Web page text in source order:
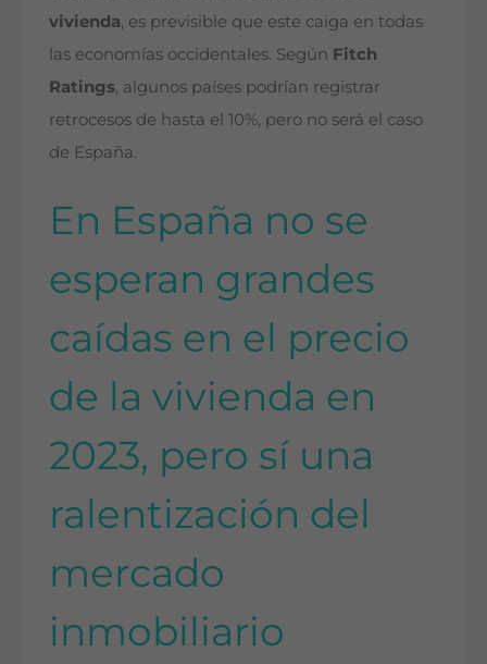
vivienda, es previsible que este caiga en todas
las economías occidentales. Según Fitch
Ratings, algunos países podrían registrar
retrocesos de hasta el 10%, pero no será el caso
de España.
En España no se
esperan grandes
caídas en el precio
de la vivienda en
2023, pero sí una
ralentización del
mercado
inmobiliario